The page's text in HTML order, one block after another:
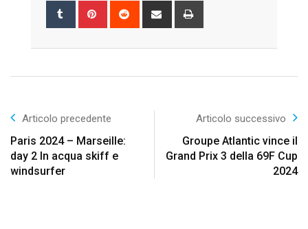
Tumblr Pinterest Reddit
Share
Articolo precedente
Paris 2024 – Marseille:
day 2 In acqua skiff e
windsurfer
Articolo successivo
Groupe Atlantic vince il
Grand Prix 3 della 69F Cup
2024